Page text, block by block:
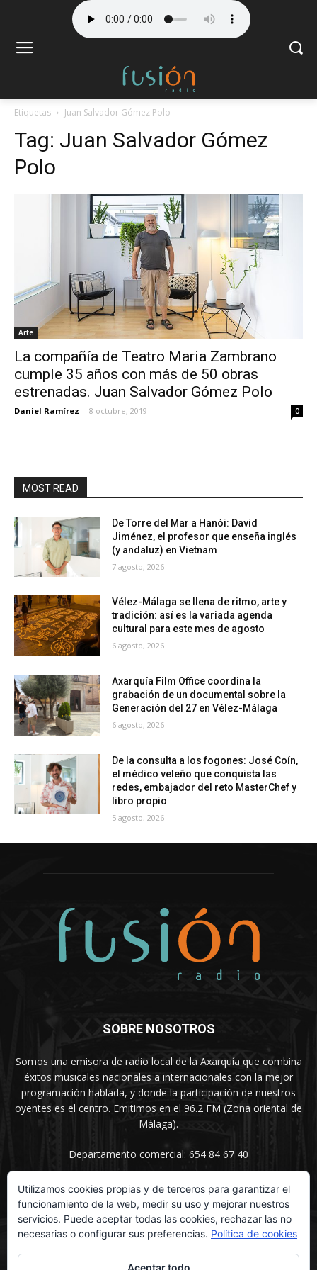
Etiquetas Juan Salvador Gómez Polo
Tag: Juan Salvador Gómez
Polo
Arte
La compañía de Teatro Maria Zambrano
cumple 35 años con más de 50 obras
estrenadas. Juan Salvador Gómez Polo
Daniel Ramírez - 8 octubre, 2019 0
MOST READ
De Torre del Mar a Hanói: David
Jiménez, el profesor que enseña inglés
(y andaluz) en Vietnam
7 agosto, 2026
Vélez-Málaga se llena de ritmo, arte y
tradición: así es la variada agenda
cultural para este mes de agosto
6 agosto, 2026
Axarquía Film Office coordina la
grabación de un documental sobre la
Generación del 27 en Vélez-Málaga
6 agosto, 2026
De la consulta a los fogones: José Coín,
el médico veleño que conquista las
redes, embajador del reto MasterChef y
libro propio
5 agosto, 2026
SOBRE NOSOTROS
Somos una emisora de radio local de la Axarquía que combina
éxitos musicales nacionales a internacionales con la mejor
programación hablada, y donde la participación de nuestros
oyentes es el centro. Emitimos en el 96.2 FM (Zona oriental de
Málaga).
Departamento comercial: 654 84 67 40
SÍGUENOS
Utilizamos cookies propias y de terceros para garantizar el
funcionamiento de la web, medir su uso y mejorar nuestros
servicios. Puede aceptar todas las cookies, rechazar las no
necesarias o configurar sus preferencias. Política de cookies
Aceptar todo